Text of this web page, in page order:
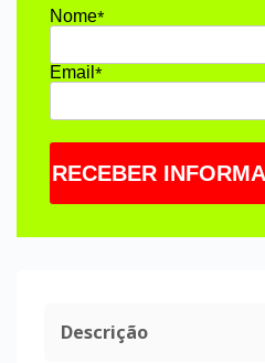
Nome*
Email *
RECEBER
Descrição